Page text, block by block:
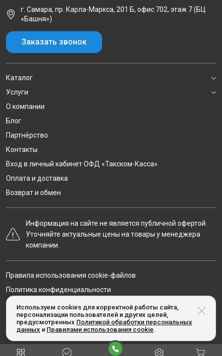
Используем cookies для корректной работы сайта,
персонализации пользователей и других целей,
предусмотренных Политикой обработки персональных
данных и Правилами использования cookie.
г. Самара, пр. Карла-Маркса, 201 Б, офис 702, этаж 7 (БЦ
«Башня»)
Заказать звонок
Каталог
Услуги
О компании
Блог
Партнёрство
Контакты
Вход в личный кабинет ОФД «Такском-Касса»
Оплата и доставка
Возврат и обмен
Информация на сайте не является публичной офертой.
Уточняйте актуальные цены на товары у менеджера
компании.
© Taxcom-kassa.ru, 2020-2026
Правила использования cookie-файлов
Политика конфиденциальности
Карта сайта